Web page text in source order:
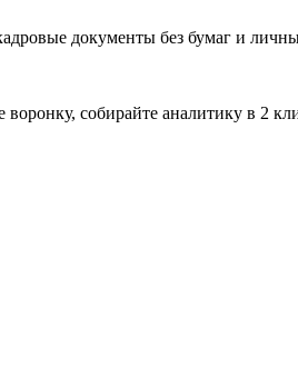
документы без бумаг и
собирайте аналитику в 2